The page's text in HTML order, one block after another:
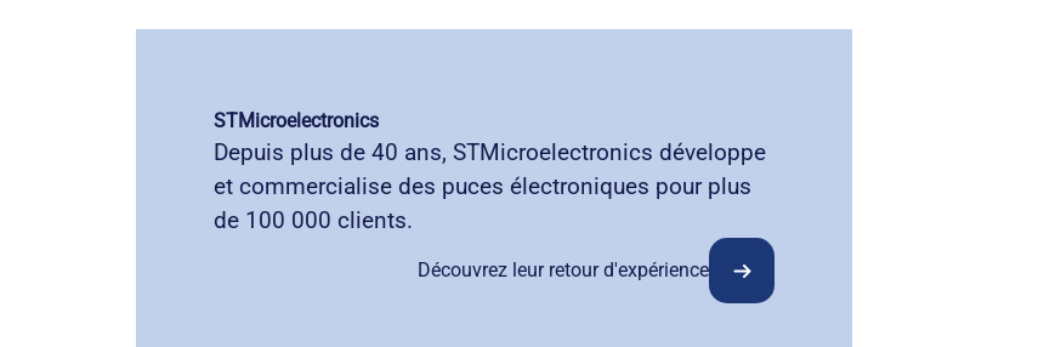
STMicroelectronics
Depuis plus de 40 ans, STMicroelectronics développe
et commercialise des puces électroniques pour plus
de 100 000 clients.
Découvrez leur retour d'expérience